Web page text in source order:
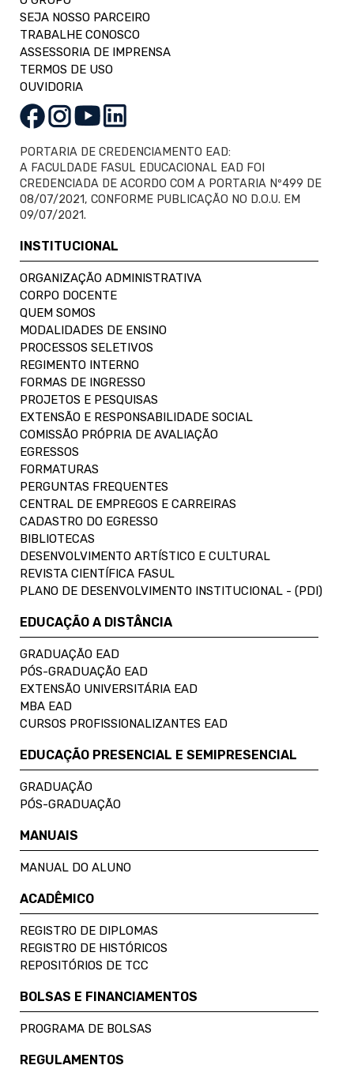
SEJA NOSSO PARCEIRO
TRABALHE CONOSCO
ASSESSORIA DE IMPRENSA
TERMOS DE USO
OUVIDORIA
PORTARIA DE CREDENCIAMENTO EAD:
A FACULDADE FASUL EDUCACIONAL EAD FOI
CREDENCIADA DE ACORDO COM A PORTARIA Nº499 DE
08/07/2021, CONFORME PUBLICAÇÃO NO D.O.U. EM
09/07/2021.
INSTITUCIONAL
ORGANIZAÇÃO ADMINISTRATIVA
CORPO DOCENTE
QUEM SOMOS
MODALIDADES DE ENSINO
PROCESSOS SELETIVOS
REGIMENTO INTERNO
FORMAS DE INGRESSO
PROJETOS E PESQUISAS
EXTENSÃO E RESPONSABILIDADE SOCIAL
COMISSÃO PRÓPRIA DE AVALIAÇÃO
EGRESSOS
FORMATURAS
PERGUNTAS FREQUENTES
CENTRAL DE EMPREGOS E CARREIRAS
CADASTRO DO EGRESSO
BIBLIOTECAS
DESENVOLVIMENTO ARTÍSTICO E CULTURAL
REVISTA CIENTÍFICA FASUL
PLANO DE DESENVOLVIMENTO INSTITUCIONAL - (PDI)
EDUCAÇÃO A DISTÂNCIA
GRADUAÇÃO EAD
PÓS-GRADUAÇÃO EAD
EXTENSÃO UNIVERSITÁRIA EAD
MBA EAD
CURSOS PROFISSIONALIZANTES EAD
EDUCAÇÃO PRESENCIAL E SEMIPRESENCIAL
GRADUAÇÃO
PÓS-GRADUAÇÃO
MANUAIS
MANUAL DO ALUNO
ACADÊMICO
REGISTRO DE DIPLOMAS
REGISTRO DE HISTÓRICOS
REPOSITÓRIOS DE TCC
BOLSAS E FINANCIAMENTOS
PROGRAMA DE BOLSAS
REGULAMENTOS